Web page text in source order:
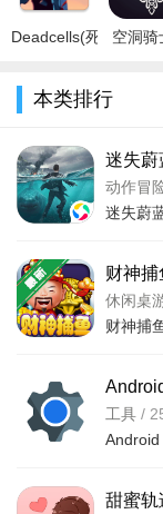
大型聚落，也能掠
密推进;支线包含原
游戏攻略：
首日：温饱+简
果、猎杀小型野兽
证夜间休息消除疲
手)。
第二天：基础设
收集藤蔓搭建雨
第三天：简易防
Deadcells(死
版)v1.0.9
空洞骑
本类排行
迷失蔚
机版
动作冒
财神
鱼手游
休闲桌
新版本
工具 /
甜蜜轨